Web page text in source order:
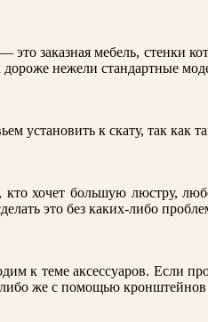
это заказная мебель, стенки
дороже нежели стандартные
установить к скату, так как
хочет большую люстру,
это без каких-либо
к теме аксессуаров. Если
же с помощью кронштейнов